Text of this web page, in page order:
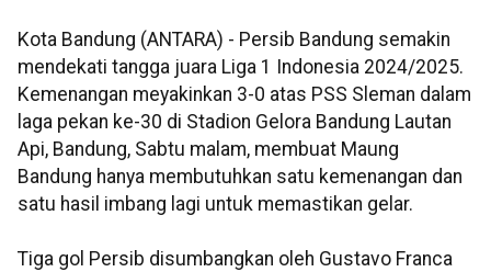
Kota Bandung (ANTARA) - Persib Bandung semakin
mendekati tangga juara Liga 1 Indonesia 2024/2025.
Kemenangan meyakinkan 3-0 atas PSS Sleman dalam
laga pekan ke-30 di Stadion Gelora Bandung Lautan
Api, Bandung, Sabtu malam, membuat Maung
Bandung hanya membutuhkan satu kemenangan dan
satu hasil imbang lagi untuk memastikan gelar.
Tiga gol Persib disumbangkan oleh Gustavo Franca